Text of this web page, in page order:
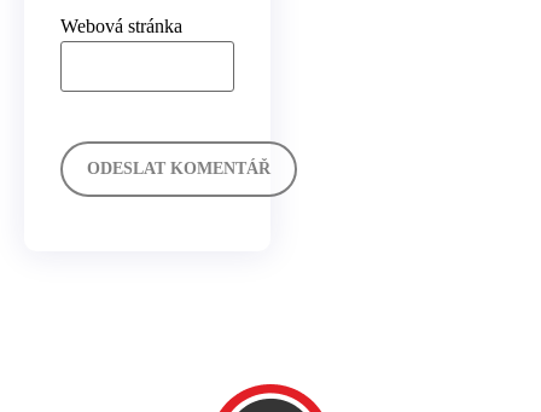
Webová stránka